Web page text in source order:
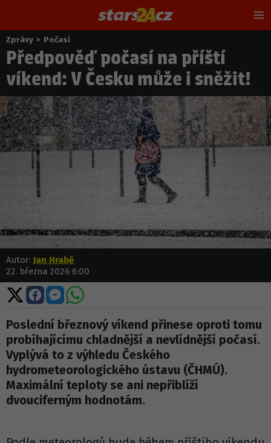
Nacházíte
se
zde:
Zprávy > Počasí
Předpověď počasí na příští
víkend: V Česku může i sněžit!
Autor: Jan Hrabě
22. března 2026 6:00
Sdílet
na
X
Sdílet
na
Facebooku
Sdílet
na
Messengeru
Sdílet
WhatsApp
Poslední březnový víkend přinese oproti tomu
probíhajícímu chladnější a nevlídnější počasí.
Vyplývá to z výhledu Českého
hydrometeorologického ústavu (ČHMÚ).
Maximální teploty se ani nepřiblíží
dvouciferným hodnotám.